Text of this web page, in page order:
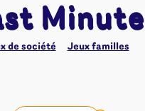
Minute
de société Jeux familles